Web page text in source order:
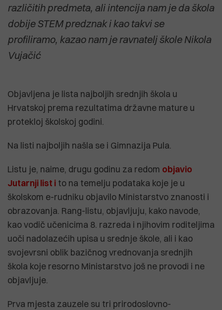
različitih predmeta, ali intencija nam je da škola
dobije STEM predznak i kao takvi se
profiliramo, kazao nam je ravnatelj škole Nikola
Vujačić
Objavljena je lista najboljih srednjih škola u
Hrvatskoj prema rezultatima državne mature u
protekloj školskoj godini.
Na listi najboljih našla se i Gimnazija Pula.
Listu je, naime, drugu godinu za redom objavio
Jutarnji list i to na temelju podataka koje je u
školskom e-rudniku objavilo Ministarstvo znanosti i
obrazovanja. Rang-listu, objavljuju, kako navode,
kao vodič učenicima 8. razreda i njihovim roditeljima
uoči nadolazećih upisa u srednje škole, ali i kao
svojevrsni oblik bazičnog vrednovanja srednjih
škola koje resorno Ministarstvo još ne provodi i ne
objavljuje.
Prva mjesta zauzele su tri prirodoslovno-